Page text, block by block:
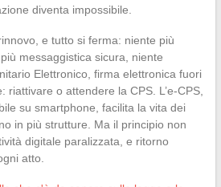
diventa impossibile.
e tutto si ferma: niente più
messaggistica sicura, niente
Elettronico, firma elettronica fuori
riattivare o attendere la CPS. L’e-CPS,
su smartphone, facilita la vita dei
in più strutture. Ma il principio non
digitale paralizzata, e ritorno
atto.